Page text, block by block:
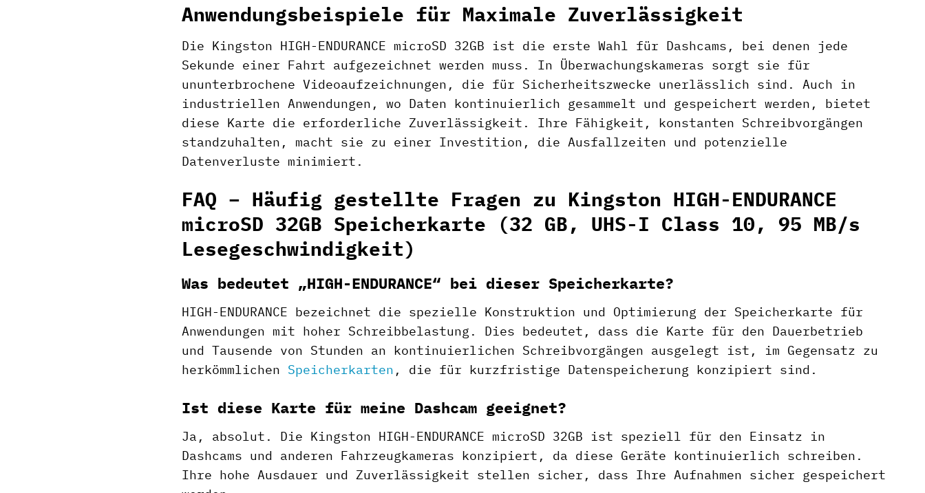
Anwendungsbeispiele für Maximale Zuverlässigkeit
Die Kingston HIGH-ENDURANCE microSD 32GB ist die erste Wahl für Dashcams, bei denen jede
Sekunde einer Fahrt aufgezeichnet werden muss. In Überwachungskameras sorgt sie für
ununterbrochene Videoaufzeichnungen, die für Sicherheitszwecke unerlässlich sind. Auch in
industriellen Anwendungen, wo Daten kontinuierlich gesammelt und gespeichert werden, bietet
diese Karte die erforderliche Zuverlässigkeit. Ihre Fähigkeit, konstanten Schreibvorgängen
standzuhalten, macht sie zu einer Investition, die Ausfallzeiten und potenzielle
Datenverluste minimiert.
FAQ – Häufig gestellte Fragen zu Kingston HIGH-ENDURANCE
microSD 32GB Speicherkarte (32 GB, UHS-I Class 10, 95 MB/s
Lesegeschwindigkeit)
Was bedeutet „HIGH-ENDURANCE“ bei dieser Speicherkarte?
HIGH-ENDURANCE bezeichnet die spezielle Konstruktion und Optimierung der Speicherkarte für
Anwendungen mit hoher Schreibbelastung. Dies bedeutet, dass die Karte für den Dauerbetrieb
und Tausende von Stunden an kontinuierlichen Schreibvorgängen ausgelegt ist, im Gegensatz zu
herkömmlichen Speicherkarten , die für kurzfristige Datenspeicherung konzipiert sind.
Ist diese Karte für meine Dashcam geeignet?
Ja, absolut. Die Kingston HIGH-ENDURANCE microSD 32GB ist speziell für den Einsatz in
Dashcams und anderen Fahrzeugkameras konzipiert, da diese Geräte kontinuierlich schreiben.
Ihre hohe Ausdauer und Zuverlässigkeit stellen sicher, dass Ihre Aufnahmen sicher gespeichert